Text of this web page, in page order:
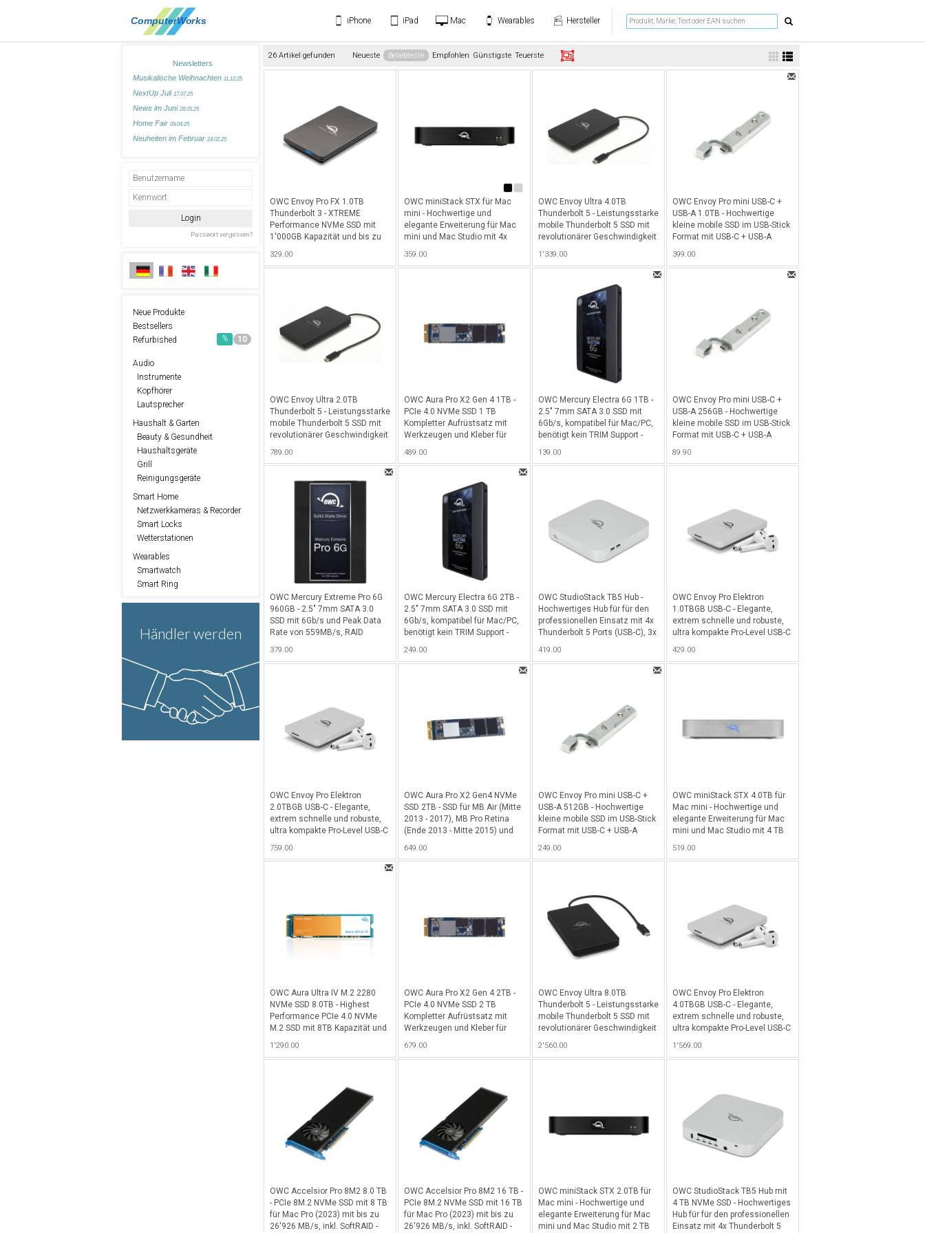
iPhone iPad Mac Wearables Hersteller
Newsletters
Musikalische Weihnachten 11.12.25
NextUp Juli 17.07.25
News im Juni 28.05.25
Home Fair 09.04.25
Neuheiten im Februar 24.02.25
Neue Produkte
Bestsellers
Refurbished
10
%
Audio
Instrumente
Kopfhörer
Lautsprecher
Haushalt & Garten
Beauty & Gesundheit
Haushaltsgeräte
Grill
Reinigungsgeräte
Smart Home
Netzwerkkameras & Recorder
Smart Locks
Wetterstationen
Wearables
Smartwatch
Smart Ring
Händler werden
26 Artikel gefunden Neueste Beliebteste Empfohlen Günstigste Teuerste
OWC Envoy Pro FX 1.0TB
Thunderbolt 3 - XTREME
Performance NVMe SSD mit
1'000GB Kapazität und bis zu
329.00
OWC miniStack STX für Mac
mini - Hochwertige und
elegante Erweiterung für Mac
mini und Mac Studio mit 4x
359.00
OWC Envoy Ultra 4.0TB
Thunderbolt 5 - Leistungsstarke
mobile Thunderbolt 5 SSD mit
revolutionärer Geschwindigkeit
1'339.00
OWC Envoy Pro mini USB-C +
USB-A 1.0TB - Hochwertige
kleine mobile SSD im USB-Stick
Format mit USB-C + USB-A
399.00
OWC Envoy Ultra 2.0TB
Thunderbolt 5 - Leistungsstarke
mobile Thunderbolt 5 SSD mit
revolutionärer Geschwindigkeit
PC, 2 TB Kapazität - Schwarz
789.00
OWC Aura Pro X2 Gen 4 1TB -
PCIe 4.0 NVMe SSD 1 TB
Kompletter Aufrüstsatz mit
Werkzeugen und Kleber für
2020)
489.00
OWC Mercury Electra 6G 1TB -
2.5" 7mm SATA 3.0 SSD mit
6Gb/s, kompatibel für Mac/PC,
benötigt kein TRIM Support -
139.00
OWC Envoy Pro mini USB-C +
USB-A 256GB - Hochwertige
kleine mobile SSD im USB-Stick
Format mit USB-C + USB-A
Performance von -10Gb/s - Alu
89.90
OWC Mercury Extreme Pro 6G
960GB - 2.5" 7mm SATA 3.0
SSD mit 6Gb/s und Peak Data
Rate von 559MB/s, RAID
379.00
OWC Mercury Electra 6G 2TB -
2.5" 7mm SATA 3.0 SSD mit
6Gb/s, kompatibel für Mac/PC,
benötigt kein TRIM Support -
249.00
OWC StudioStack TB5 Hub -
Hochwertiges Hub für für den
professionellen Einsatz mit 4x
Thunderbolt 5 Ports (USB-C), 3x
419.00
OWC Envoy Pro Elektron
1.0TBGB USB-C - Elegante,
extrem schnelle und robuste,
ultra kompakte Pro-Level USB-C
429.00
OWC Envoy Pro Elektron
2.0TBGB USB-C - Elegante,
extrem schnelle und robuste,
ultra kompakte Pro-Level USB-C
mit 2000GB Kapazität und über
759.00
OWC Aura Pro X2 Gen4 NVMe
SSD 2TB - SSD für MB Air (Mitte
2013 - 2017), MB Pro Retina
(Ende 2013 - Mitte 2015) und
649.00
OWC Envoy Pro mini USB-C +
USB-A 512GB - Hochwertige
kleine mobile SSD im USB-Stick
Format mit USB-C + USB-A
Performance von -10Gb/s - Alu
249.00
OWC miniStack STX 4.0TB für
Mac mini - Hochwertige und
elegante Erweiterung für Mac
mini und Mac Studio mit 4 TB
Thunderbolt 4 Ports (USB-C),
519.00
OWC Aura Ultra IV M.2 2280
NVMe SSD 8.0TB - Highest
Performance PCIe 4.0 NVMe
M.2 SSD mit 8TB Kapazität und
oder OWC-US4EXP4M2S -
1'290.00
OWC Aura Pro X2 Gen 4 2TB -
PCIe 4.0 NVMe SSD 2 TB
Kompletter Aufrüstsatz mit
Werkzeugen und Kleber für
679.00
OWC Envoy Ultra 8.0TB
Thunderbolt 5 - Leistungsstarke
mobile Thunderbolt 5 SSD mit
revolutionärer Geschwindigkeit
2'560.00
OWC Envoy Pro Elektron
4.0TBGB USB-C - Elegante,
extrem schnelle und robuste,
ultra kompakte Pro-Level USB-C
1'569.00
OWC Accelsior Pro 8M2 8.0 TB
- PCIe 8M.2 NVMe SSD mit 8 TB
für Mac Pro (2023) mit bis zu
26'926 MB/s, inkl. SoftRAID -
OWC Accelsior Pro 8M2 16 TB -
PCIe 8M.2 NVMe SSD mit 16 TB
für Mac Pro (2023) mit bis zu
26'926 MB/s, inkl. SoftRAID -
OWC miniStack STX 2.0TB für
Mac mini - Hochwertige und
elegante Erweiterung für Mac
mini und Mac Studio mit 2 TB
OWC StudioStack TB5 Hub mit
4 TB NVMe SSD - Hochwertiges
Hub für für den professionellen
Einsatz mit 4x Thunderbolt 5